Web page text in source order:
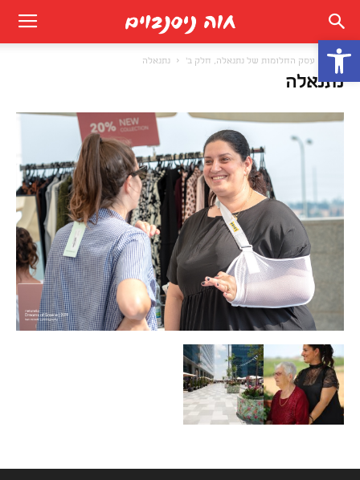
פתח סרגל נגישות
עסק החלומות של נתנאלה, חלק ב' נתנאלה
נתנאלה